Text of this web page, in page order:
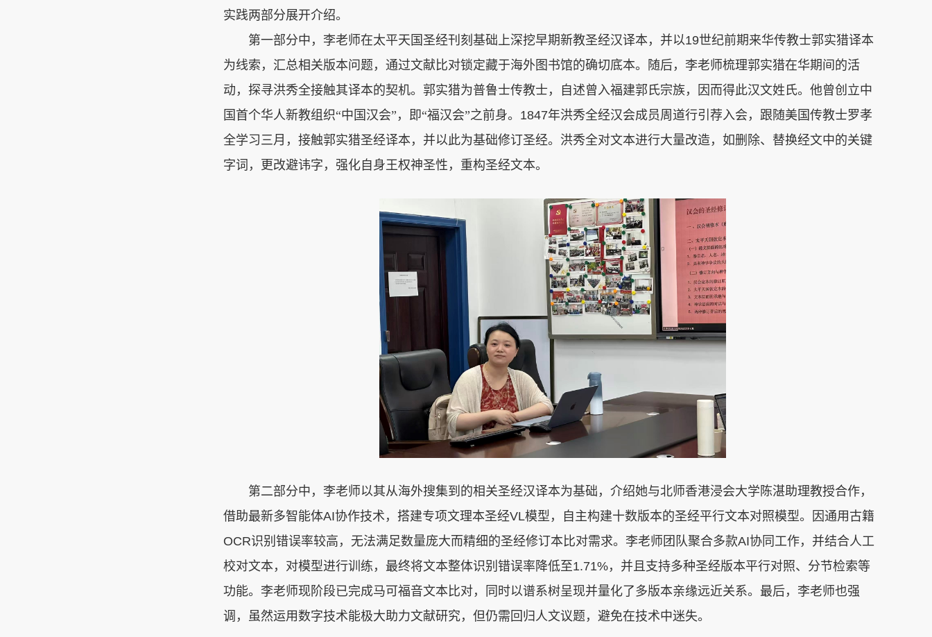
实践两部分展开介绍。
第一部分中，李老师在太平天国圣经刊刻基础上深挖早期新教圣经汉译本，并以19世纪前期来华传教士郭实猎译本
为线索，汇总相关版本问题，通过文献比对锁定藏于海外图书馆的确切底本。随后，李老师梳理郭实猎在华期间的活
动，探寻洪秀全接触其译本的契机。郭实猎为普鲁士传教士，自述曾入福建郭氏宗族，因而得此汉文姓氏。他曾创立中
国首个华人新教组织“中国汉会”，即“福汉会”之前身。 1847年洪秀全经汉会成员周道行引荐入会，跟随美国传教士罗孝
全学习三月，接触郭实猎圣经译本，并以此为基础修订圣经。洪秀全对文本进行大量改造，如删除、替换经文中的关键
字词，更改避讳字，强化自身王权神圣性，重构圣经文本。
第二部分中，李老师以其从海外搜集到的相关圣经汉译本为基础，介绍她与北师香港浸会大学陈湛助理教授合作，
借助最新多智能体AI协作技术，搭建专项文理本圣经VL模型，自主构建十数版本的圣经平行文本对照模型。因通用古籍
OCR识别错误率较高，无法满足数量庞大而精细的圣经修订本比对需求。李老师团队聚合多款AI协同工作，并结合人工
校对文本，对模型进行训练，最终将文本整体识别错误率降低至1.71%，并且支持多种圣经版本平行对照、分节检索等
功能。李老师现阶段已完成马可福音文本比对，同时以谱系树呈现并量化了多版本亲缘远近关系。最后，李老师也强
调，虽然运用数字技术能极大助力文献研究，但仍需回归人文议题，避免在技术中迷失。